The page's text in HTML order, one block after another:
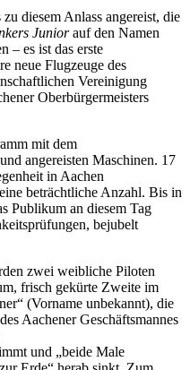
diesem Anlass angereist, die
Juniorauf den Namen
– es ist das erste
neue Flugzeuge des
Vereinigung
Oberbürgermeisters
mit dem
angereisten Maschinen. 17
in Aachen
beträchtliche Anzahl. Bis in
Publikum an diesem Tag
bejubelt
zwei weibliche Piloten
frisch gekürte Zweite im
(Vorname unbekannt), die
des Aachener Geschäftsmannes
und „beide Male